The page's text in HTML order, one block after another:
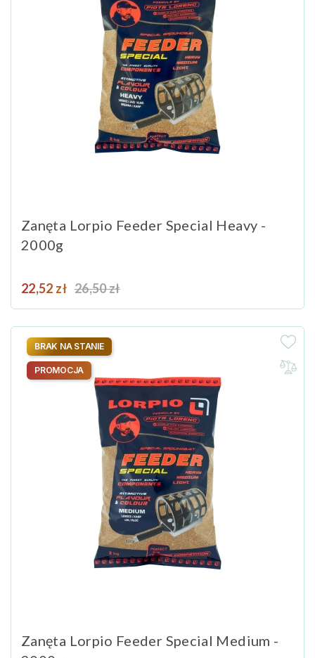
Zanęta Lorpio Feeder Special Heavy -
2000g
Cena
22,52 zł Cena podstawowa
26,50 zł
Zanęta Lorpio Feeder Special Medium -
BRAK NA STANIE
PROMOCJA